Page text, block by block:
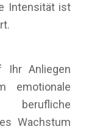
Intensität ist
Ihr Anliegen
berufliche
Wachstum